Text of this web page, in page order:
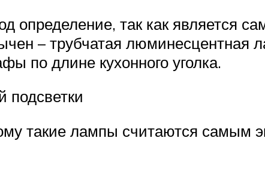
определение, так как является
– трубчатая
по длине кухонного уголка.
такие лампы считаются